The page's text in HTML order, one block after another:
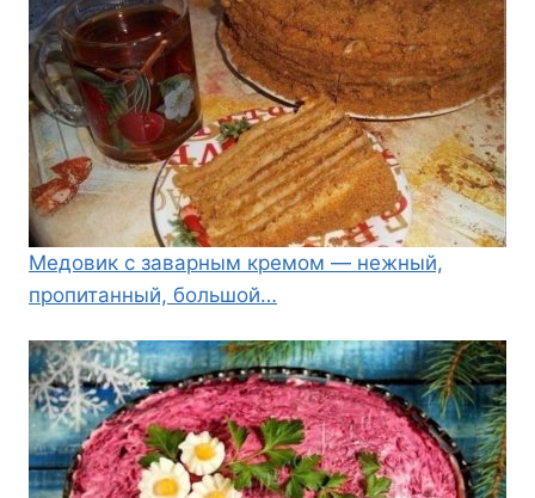
Медовик с заварным кремом — нежный,
пропитанный, большой…